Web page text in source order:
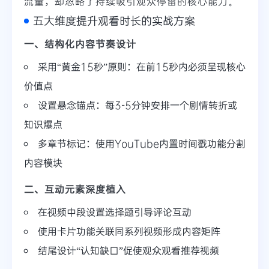
五大维度提升观看时长的实战方案
一、结构化内容节奏设计
采用“黄金15秒”原则：在前15秒内必须呈现核心
价值点
设置悬念锚点：每3-5分钟安排一个剧情转折或
知识爆点
多章节标记：使用YouTube内置时间戳功能分割
内容模块
二、互动元素深度植入
在视频中段设置选择题引导评论互动
使用卡片功能关联同系列视频形成内容矩阵
结尾设计“认知缺口”促使观众观看推荐视频